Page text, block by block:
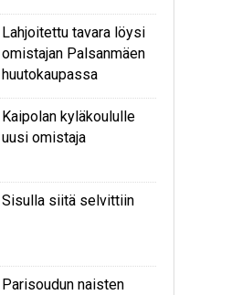
Lahjoitettu tavara löysi
omistajan Palsanmäen
huutokaupassa
Kaipolan kyläkoululle
uusi omistaja
Sisulla siitä selvittiin
Parisoudun naisten